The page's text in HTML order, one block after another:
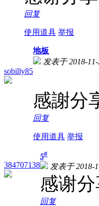
回复
使用道具 举报
sobilly85
地板
发表于 2018-
感謝分
回复
使用道具 举报
384707138
5#
发表于 2018-
感谢
回复